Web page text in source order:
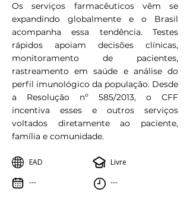
Os serviços farmacêuticos vêm se
expandindo globalmente e o Brasil
acompanha essa tendência. Testes
rápidos apoiam decisões clínicas,
monitoramento de pacientes,
rastreamento em saúde e análise do
perfil imunológico da população. Desde
a Resolução nº 585/2013, o CFF
incentiva esses e outros serviços
voltados diretamente ao paciente,
família e comunidade.
EAD
---
Livre
---